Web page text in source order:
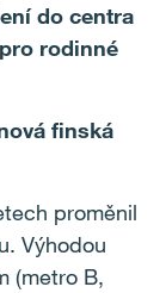
do centra
rodinné
finská
proměnil
Výhodou
(metro B,